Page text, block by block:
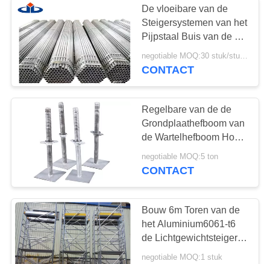
Regelbare Staal op
De vloeibare van de
Steigersystemen van het
Pijpstaal Buis van de het
Aluminiumsteiger per
Voet 2 Mm-Dikte
CONTACT
Regelbare van de de
Grondplaathefboom van
de Wartelhefboom Hoofd
de Schroefhefboom van
U voor Ringlock-Steiger
negotiable MOQ:5 ton
CONTACT
Bouw 6m Toren van de
het Aluminium6061-t6
de Lichtgewichtsteiger
van de Steigertoren
negotiable MOQ:1 stuk